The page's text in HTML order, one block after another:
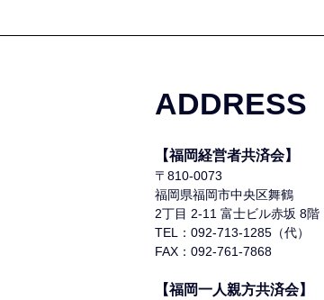
ADDRESS
【福岡経営者共済会】
〒810-0073
福岡県福岡市中央区舞鶴
2丁目 2-11 富士ビル赤坂 8階
TEL：092-713-1285（代）
FAX：092-761-7868
【福岡一人親方共済会】